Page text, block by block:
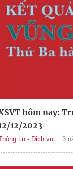
hôm nay:
12/2023
tin - Dịch vụ 3